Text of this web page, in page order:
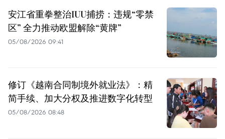
安江省重拳整治IUU捕捞：违规“零禁
区” 全力推动欧盟解除“黄牌”
05/08/2026 09:41
修订《越南合同制境外就业法》：精
简手续、加大分权及推进数字化转型
05/08/2026 08:48